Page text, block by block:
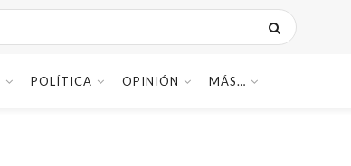
POLÍTICA OPINIÓN MÁS…